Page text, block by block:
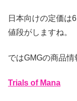
日本向けの定価は
値段がしますね。
ではGMGの商品情
Trials of Mana